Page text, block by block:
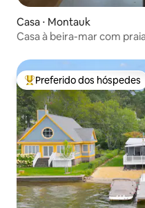
Casa ⋅ Montauk
Casa à beira-mar com
Entre os melhores
Preferido dos hóspedes